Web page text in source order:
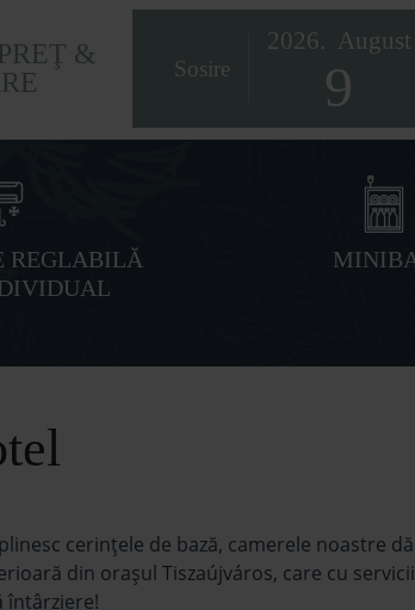
&
2026. August
9
REGLABILĂ
cerinţele de bază, camerele noastre
din oraşul Tiszaújváros, care cu
întârziere!